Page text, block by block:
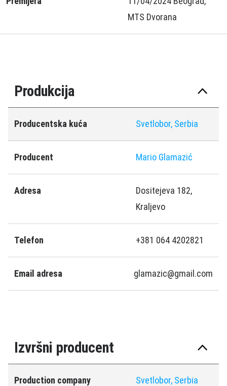
MTS Dvorana
Produkcija
Producentska kuća Svetlobor, Serbia
Producent Mario Glamazić
Adresa
Dositejeva 182,
Kraljevo
Telefon +381 064 4202821
Email adresa glamazic@gmail.com
Izvršni producent
Production company Svetlobor, Serbia